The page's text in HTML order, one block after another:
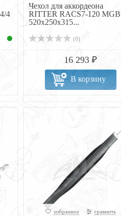
4
Чехол для аккордеона
RITTER RACS7-120
520x250x315...
(0)
16 293 ₽
В корзину
избранное сравнить